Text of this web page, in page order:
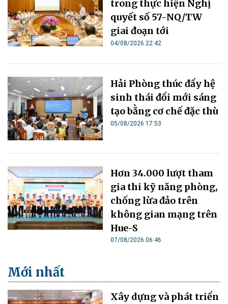
trong thực hiện Nghị
quyết số 57-NQ/TW
giai đoạn tới
04/08/2026 22:42
Hải Phòng thúc đẩy hệ
sinh thái đổi mới sáng
tạo bằng cơ chế đặc thù
05/08/2026 17:53
Hơn 34.000 lượt tham
gia thi kỹ năng phòng,
chống lừa đảo trên
không gian mạng trên
Hue-S
07/08/2026 06:46
Mới nhất
Xây dựng và phát triển